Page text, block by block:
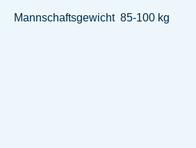
Mannschaftsgewicht 85-100 kg